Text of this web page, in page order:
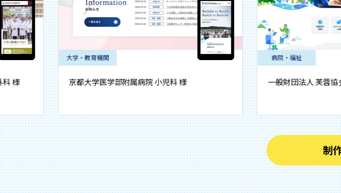
大学・教育機関
京都大学医学部附属病院 小児科 様
病院・福祉
一般財団法人 芙蓉協会 聖隷沼
制